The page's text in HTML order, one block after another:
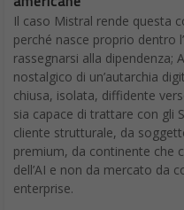
Il caso Mistral rende questa
perché nasce proprio dentro
rassegnarsi alla dipendenza;
nostalgico di un’autarchia
chiusa, isolata, diffidente
sia capace di trattare con gli
cliente strutturale, da
premium, da continente che
dell’AI e non da mercato da
enterprise.